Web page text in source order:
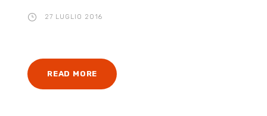
27 LUGLIO 2016
READ MORE